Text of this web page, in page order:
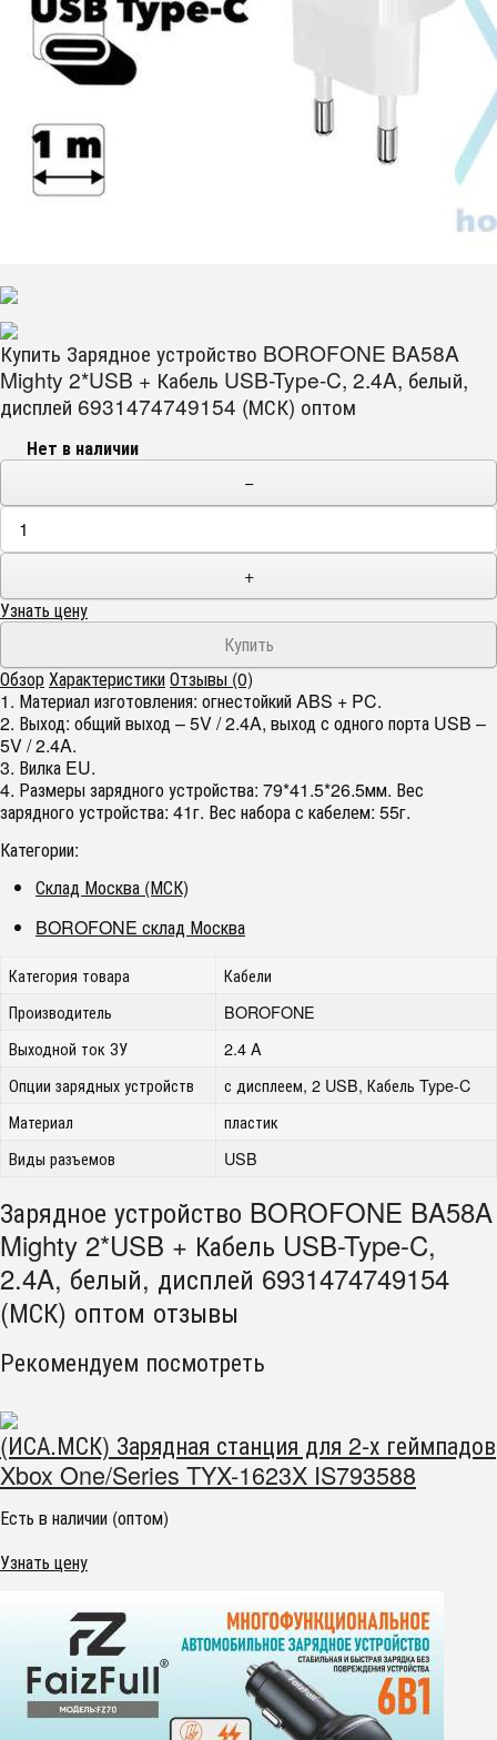
Купить Зарядное устройство BOROFONE BA58A
Mighty 2*USB + Кабель USB-Type-C, 2.4A, белый,
дисплей 6931474749154 (МСК) оптом
Нет в наличии
−
+
Узнать цену
ОбзорХарактеристикиОтзывы (0)
1. Материал изготовления: огнестойкий ABS + PC.
2. Выход: общий выход – 5V / 2.4A, выход с одного порта USB –
5V / 2.4A.
3. Вилка EU.
4. Размеры зарядного устройства: 79*41.5*26.5мм. Вес
зарядного устройства: 41г. Вес набора с кабелем: 55г.
Категории:
Склад Москва (МСК)
BOROFONE склад Москва
Категория товара
Кабели
Производитель
BOROFONE
Выходной ток ЗУ
2.4 A
Опции зарядных устройств
с дисплеем, 2 USB, Кабель Type-C
Материал
пластик
Виды разъемов
USB
Зарядное устройство BOROFONE BA58A
Mighty 2*USB + Кабель USB-Type-C,
2.4A, белый, дисплей 6931474749154
(МСК) оптом отзывы
Рекомендуем посмотреть
(ИСА.МСК) Зарядная станция для 2-х геймпадов
Xbox One/Series TYX-1623X IS793588
Есть в наличии (оптом)
Узнать цену